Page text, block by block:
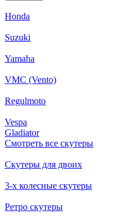
Honda
Suzuki
Yamaha
VMC (Vento)
Regulmoto
Vespa
Gladiator
Смотреть все скутеры
Скутеры для двоих
3-х колесные скутеры
Ретро скутеры